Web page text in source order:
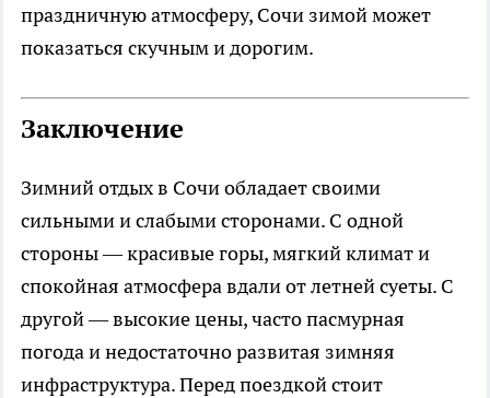
праздничную атмосферу, Сочи зимой может
показаться скучным и дорогим.
Заключение
Зимний отдых в Сочи обладает своими
сильными и слабыми сторонами. С одной
стороны — красивые горы, мягкий климат и
спокойная атмосфера вдали от летней суеты. С
другой — высокие цены, часто пасмурная
погода и недостаточно развитая зимняя
инфраструктура. Перед поездкой стоит